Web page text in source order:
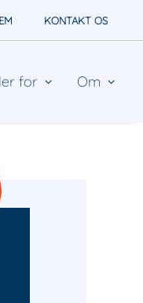
KONTAKT OS
for Om